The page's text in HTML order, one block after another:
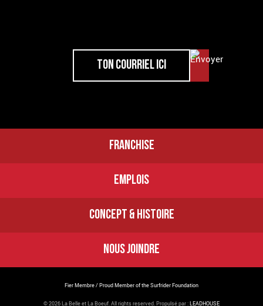
FRANCHISE
EMPLOIS
CONCEPT & HISTOIRE
NOUS JOINDRE
Fier Membre / Proud Member of the Surfrider Foundation
© 2026 La Belle et La Boeuf. All rights reserved. Propulsé par :LEADHOUSE